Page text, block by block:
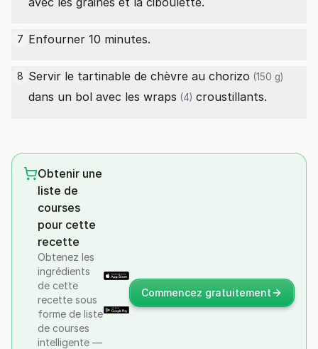
7 Enfourner 10 minutes.
8 Servir le tartinable de chèvre au chorizo (150 g)
dans un bol avec les wraps (4) croustillants.
Obtenir une
liste de
courses
pour cette
recette
Obtenez les
ingrédients
de cette
recette sous
forme de liste
de courses
intelligente —
Commencez gratuitement